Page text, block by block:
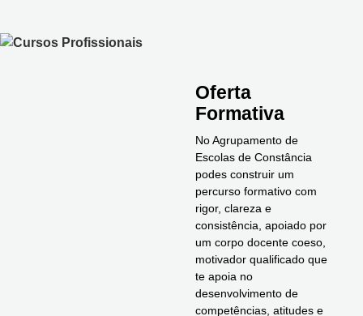
Oferta
Formativa
No Agrupamento de
Escolas de Constância
podes construir um
percurso formativo com
rigor, clareza e
consistência, apoiado por
um corpo docente coeso,
motivador qualificado que
te apoia no
desenvolvimento de
competências, atitudes e